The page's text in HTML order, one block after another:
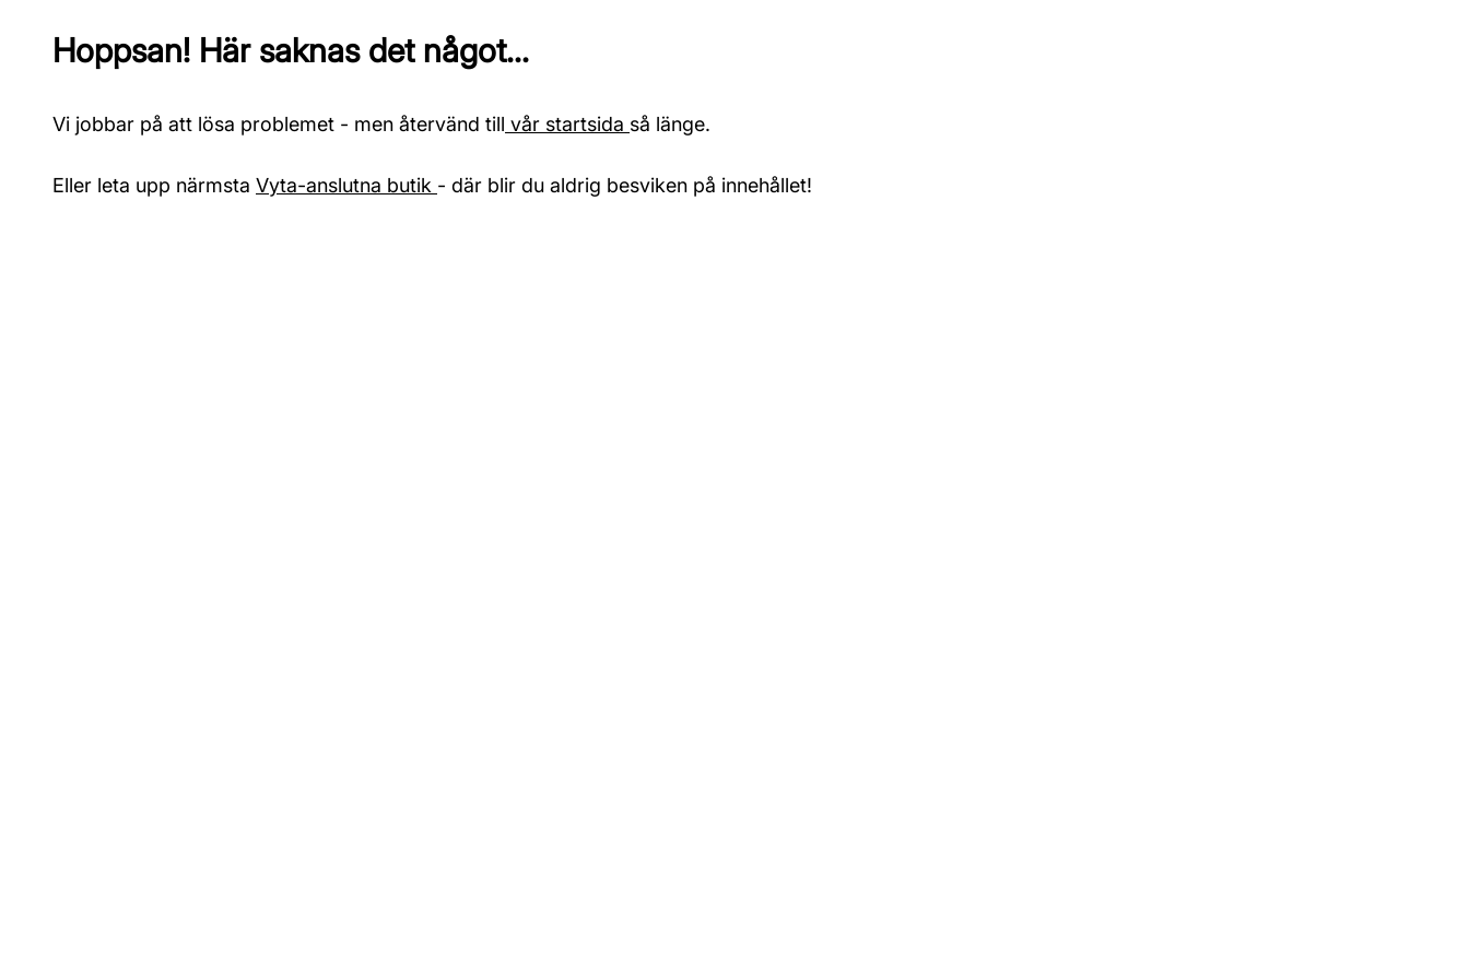
Hoppsan! Här saknas det något...
Vi jobbar på att lösa problemet - men återvänd till vår startsida så länge.
Eller leta upp närmsta Vyta-anslutna butik - där blir du aldrig besviken på innehållet!